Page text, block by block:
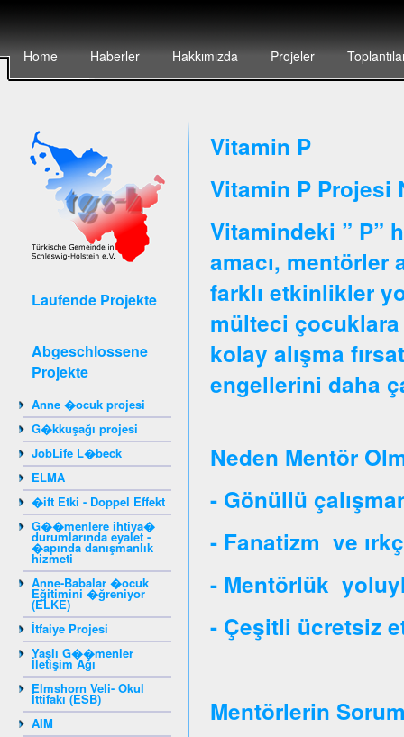
Home Haberler Hakkımızda Projeler
Laufende Projekte
Abgeschlossene
Projekte
Anne �ocuk projesi
G�kkuşağı projesi
JobLife L�beck
ELMA
�ift Etki - Doppel Effekt
G��menlere ihtiya�
durumlarında eyalet -
�apında danışmanlık
hizmeti
Anne-Babalar �ocuk
Eğitimini �ğreniyor
(ELKE)
İtfaiye Projesi
Yaşlı G��menler
İletişim Ağı
Elmshorn Veli- Okul
İttifakı (ESB)
AIM
Vitamin P
Vitamin P Projesi
Vitamindeki ” P”
amacı, mentörler
farklı etkinlikler
mülteci çocuklara
kolay alışma
engellerini daha
Neden Mentör
- Gönüllü
- Fanatizm ve
- Mentörlük
- Çeşitli ücretsiz
Mentörlerin